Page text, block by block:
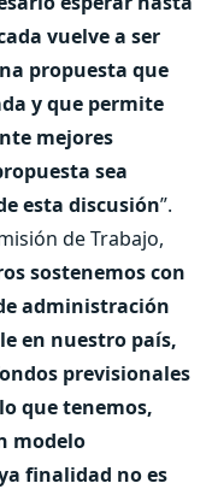
vuelve a ser
propuesta que
y que permite
mejores
sea
esta discusión”.
de Trabajo,
sostenemos con
administración
en nuestro país,
previsionales
que tenemos,
modelo
finalidad no es